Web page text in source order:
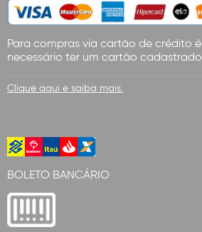
Para compras via cartão de crédito é
necessário ter um cartão cadastrado.
Clique aqui e saiba mais.
BOLETO BANCÁRIO